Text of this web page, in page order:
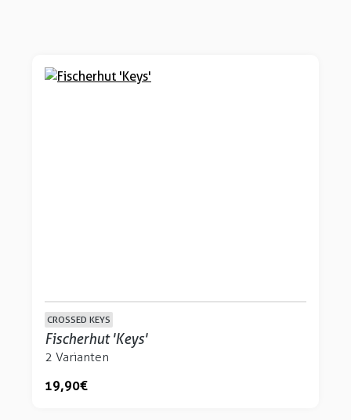
CROSSED KEYS
Fischerhut 'Keys'
2 Varianten
19,90 €